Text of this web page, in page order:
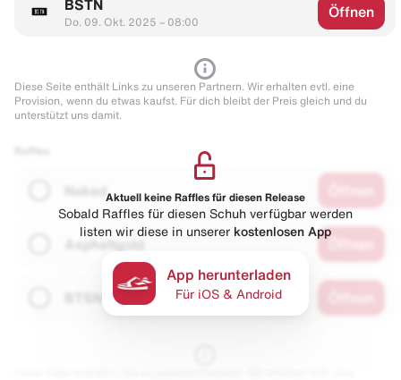
BSTN
Do. 09. Okt. 2025 – 08:00
Öffnen
Diese Seite enthält Links zu unseren Partnern. Wir erhalten evtl. eine
Provision, wenn du etwas kaufst. Für dich bleibt der Preis gleich und du
unterstützt uns damit.
Naked
Asphaltgold
Aktuell keine Raffles für diesen Release
Sobald Raffles für diesen Schuh verfügbar werden
listen wir diese in unserer kostenlosen App
App herunterladen
Für iOS & Android